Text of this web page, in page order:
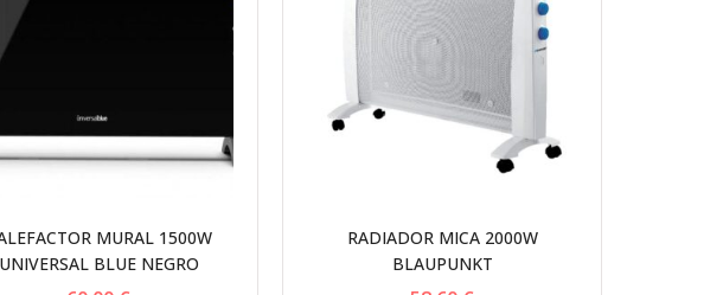
MURAL 1500W
UNIVERSAL BLUE NEGRO
RADIADOR MICA 2000W
BLAUPUNKT